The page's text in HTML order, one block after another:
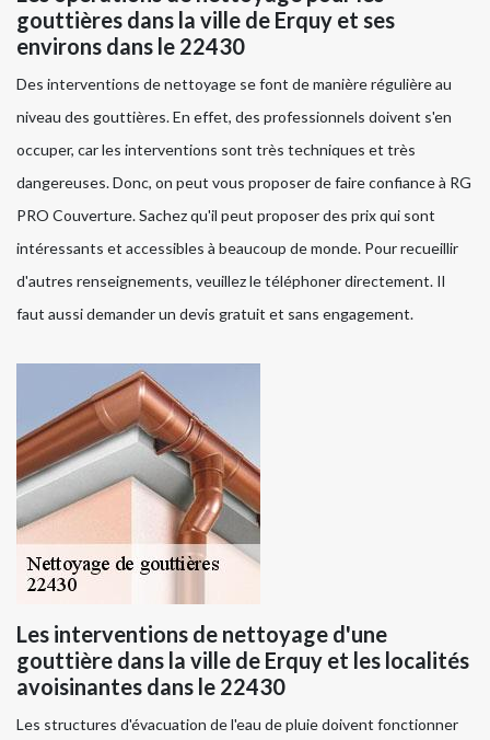
gouttières dans la ville de Erquy et ses
environs dans le 22430
Des interventions de nettoyage se font de manière régulière au
niveau des gouttières. En effet, des professionnels doivent s'en
occuper, car les interventions sont très techniques et très
dangereuses. Donc, on peut vous proposer de faire confiance à RG
PRO Couverture. Sachez qu'il peut proposer des prix qui sont
intéressants et accessibles à beaucoup de monde. Pour recueillir
d'autres renseignements, veuillez le téléphoner directement. Il
faut aussi demander un devis gratuit et sans engagement.
Les interventions de nettoyage d'une
gouttière dans la ville de Erquy et les localités
avoisinantes dans le 22430
Les structures d'évacuation de l'eau de pluie doivent fonctionner